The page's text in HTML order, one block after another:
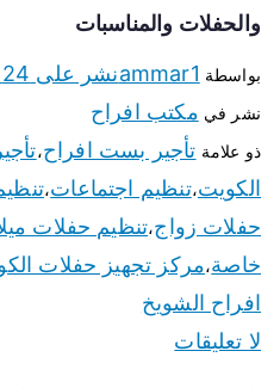
والحفلات والمناسبات
بواسطة ammar1نشر على 24 سبتمبر، 2020
نشر في مكتب افراح
ذو علامة تأجير بست افراح،
الكويت،تنظيم اجتماعات،
حفلات زواج،تنظيم حفلات
خاصة،مركز تجهيز حفلات
افراح الشويخ
لا تعليقات